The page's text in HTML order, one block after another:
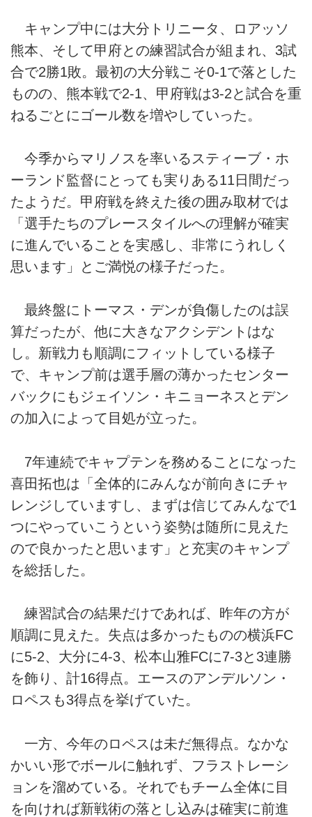
キャンプ中には大分トリニータ、ロアッソ
熊本、そして甲府との練習試合が組まれ、3試
合で2勝1敗。最初の大分戦こそ0-1で落とした
ものの、熊本戦で2-1、甲府戦は3-2と試合を重
ねるごとにゴール数を増やしていった。
今季からマリノスを率いるスティーブ・ホ
ーランド監督にとっても実りある11日間だっ
たようだ。甲府戦を終えた後の囲み取材では
「選手たちのプレースタイルへの理解が確実
に進んでいることを実感し、非常にうれしく
思います」とご満悦の様子だった。
最終盤にトーマス・デンが負傷したのは誤
算だったが、他に大きなアクシデントはな
し。新戦力も順調にフィットしている様子
で、キャンプ前は選手層の薄かったセンター
バックにもジェイソン・キニョーネスとデン
の加入によって目処が立った。
7年連続でキャプテンを務めることになった
喜田拓也は「全体的にみんなが前向きにチャ
レンジしていますし、まずは信じてみんなで1
つにやっていこうという姿勢は随所に見えた
ので良かったと思います」と充実のキャンプ
を総括した。
練習試合の結果だけであれば、昨年の方が
順調に見えた。失点は多かったものの横浜FC
に5-2、大分に4-3、松本山雅FCに7-3と3連勝
を飾り、計16得点。エースのアンデルソン・
ロペスも3得点を挙げていた。
一方、今年のロペスは未だ無得点。なかな
かいい形でボールに触れず、フラストレーシ
ョンを溜めている。それでもチーム全体に目
を向ければ新戦術の落とし込みは確実に前進